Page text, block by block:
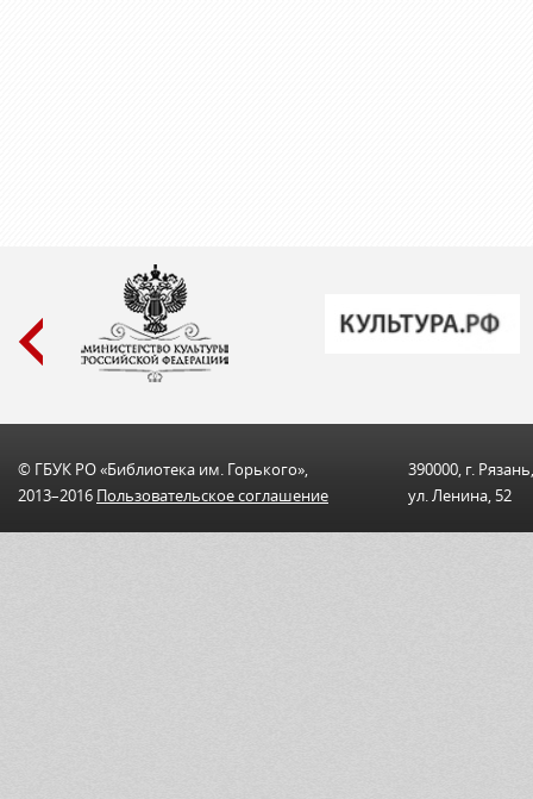
© ГБУК РО «Библиотека им. Горького»,
2013–2016 Пользовательскоe соглашениe
390000, г. Рязань,
ул. Ленина, 52